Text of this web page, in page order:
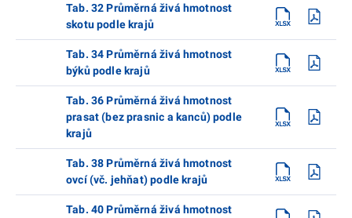
Tab. 32 Průměrná živá hmotnost
skotu podle krajů
Tab. 34 Průměrná živá hmotnost
býků podle krajů
Tab. 36 Průměrná živá hmotnost
prasat (bez prasnic a kanců) podle
krajů
Tab. 38 Průměrná živá hmotnost
ovcí (vč. jehňat) podle krajů
Tab. 40 Průměrná živá hmotnost